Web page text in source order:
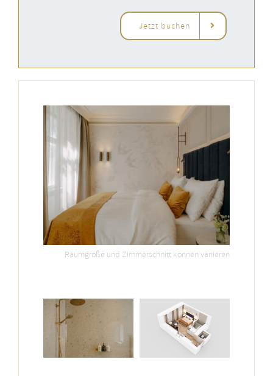
Jetzt buchen
Raumgröße und Zimmerschnitt können variieren